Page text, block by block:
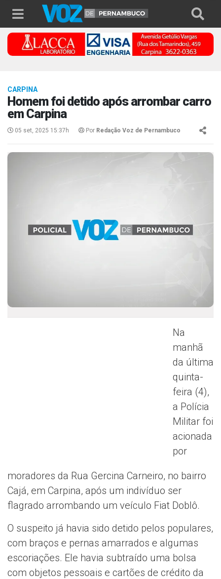
CARPINA
Homem foi detido após arrombar carro
em Carpina
05 set, 2025 15:37h Por Redação Voz de Pernambuco
Na
manhã
da última
quinta-
feira (4),
a Polícia
Militar foi
acionada
por
moradores da Rua Gercina Carneiro, no bairro
Cajá, em Carpina, após um indivíduo ser
flagrado arrombando um veículo Fiat Doblô.
O suspeito já havia sido detido pelos populares,
com braços e pernas amarrados e algumas
escoriações. Ele havia subtraído uma bolsa
com objetos pessoais e cartões de crédito da